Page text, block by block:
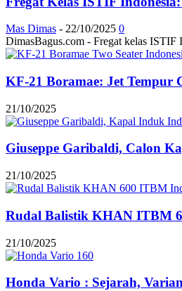
Mas Dimas - 22/10/2025 0
DimasBagus.com - Fregat kelas ISTIF
KF-21 Boramae: Jet Tempur
21/10/2025
Giuseppe Garibaldi, Calon
21/10/2025
Rudal Balistik KHAN ITBM
21/10/2025
Honda Vario : Sejarah,